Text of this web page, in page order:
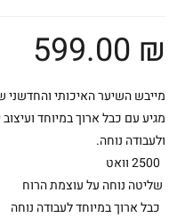
599.00 ₪
מגיע עם כבל ארוך במיוחד
ולעבודה נוחה.
שליטה נוחה על עוצמת הרוח
כבל ארוך במיוחד לעבודה נוחה